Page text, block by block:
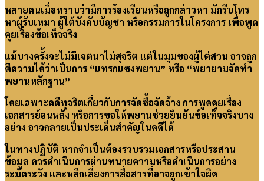
หลายคนเมื่อทราบว่ามีการร้องเรียนหรือถูกกล่าวหา มักรีบโทร
หาผู้รับเหมา ผู้ใต้บังคับบัญชา หรือกรรมการในโครงการ เพื่อพูด
คุยเรื่องข้อเท็จจริง
แม้บางครั้งจะไม่มีเจตนาไม่สุจริต แต่ในมุมของผู้ไต่สวน อาจถูก
ตีความได้ว่าเป็นการ “แทรกแซงพยาน” หรือ “พยายามจัดทำ
พยานหลักฐาน”
โดยเฉพาะคดีทุจริตเกี่ยวกับการจัดซื้อจัดจ้าง การพูดคุยเรื่อง
เอกสารย้อนหลัง หรือการขอให้พยานช่วยยืนยันข้อเท็จจริงบาง
อย่าง อาจกลายเป็นประเด็นสำคัญในคดีได้
ในทางปฏิบัติ หากจำเป็นต้องรวบรวมเอกสารหรือประสาน
ข้อมูล ควรดำเนินการผ่านทนายความหรือดำเนินการอย่าง
ระมัดระวัง และหลีกเลี่ยงการสื่อสารที่อาจถูกเข้าใจผิด